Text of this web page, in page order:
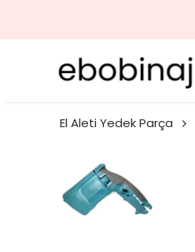
El Aleti Yedek Parça